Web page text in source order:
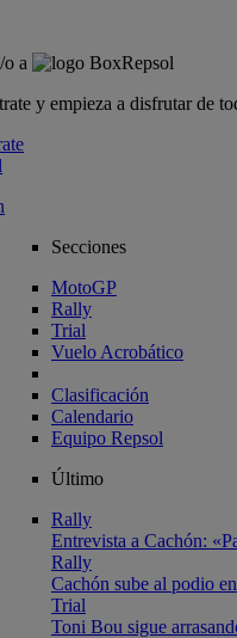
a
y empieza a disfrutar de
Secciones
MotoGP
Rally
Trial
Vuelo Acrobático
Clasificación
Calendario
Equipo Repsol
Último
Rally
Entrevista a Cachón:
Rally
Cachón sube al podio
Trial
Toni Bou sigue